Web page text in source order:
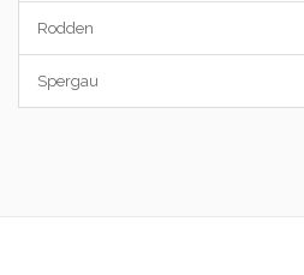
Rodden
Spergau